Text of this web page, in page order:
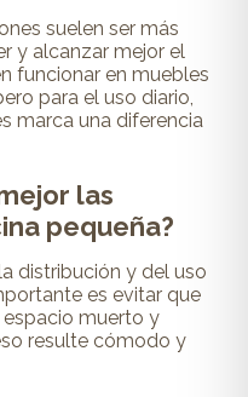
suelen ser más
y alcanzar mejor el
funcionar en muebles
para el uso diario,
marca una diferencia
las
pequeña?
distribución y del uso
es evitar que
espacio muerto y
resulte cómodo y